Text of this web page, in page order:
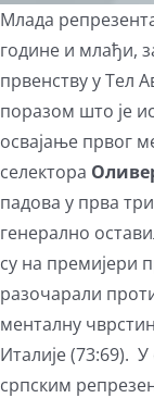
View
Larger
Image
Млада
године и млађи,
првенству у Тел
поразом што је
освајање првог
селектора
падова у прва
генерално
су на премијери
разочарали
менталну
Италије (73:69).
српским